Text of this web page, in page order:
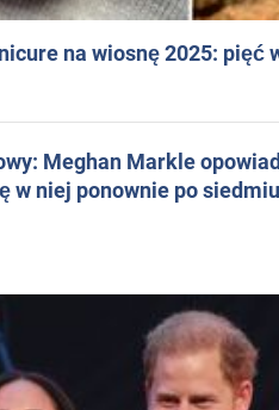
na wiosnę 2025: pięć
Meghan Markle
w niej ponownie po